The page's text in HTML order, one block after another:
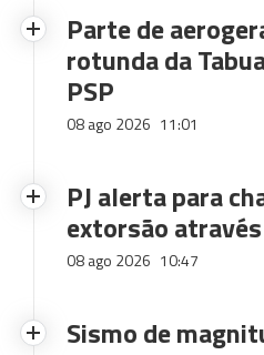
Parte de
rotunda da
PSP
08 ago 2026 11:01
PJ alerta para
extorsão
08 ago 2026 10:47
Sismo de